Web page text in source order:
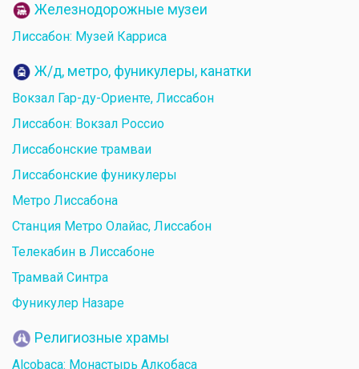
Железнодорожные музеи
Лиссабон: Музей Карриса
Ж/д, метро, фуникулеры, канатки
Вокзал Гар-ду-Ориенте, Лиссабон
Лиссабон: Вокзал Россио
Лиссабонские трамваи
Лиссабонские фуникулеры
Метро Лиссабона
Станция Метро Олайас, Лиссабон
Телекабин в Лиссабоне
Трамвай Синтра
Фуникулер Назаре
Религиозные храмы
Alcobaca: Монастырь Алкобаса